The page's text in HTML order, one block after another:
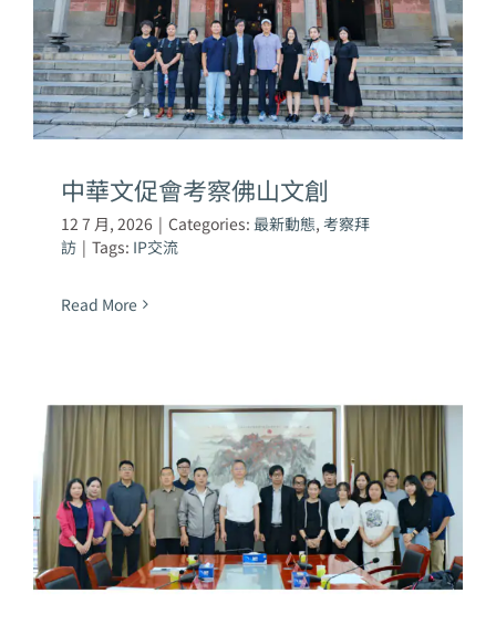
中華文促會考察佛山文創
12 7 月, 2026 | Categories: 最新動態, 考察拜
訪 | Tags: IP交流
Read More